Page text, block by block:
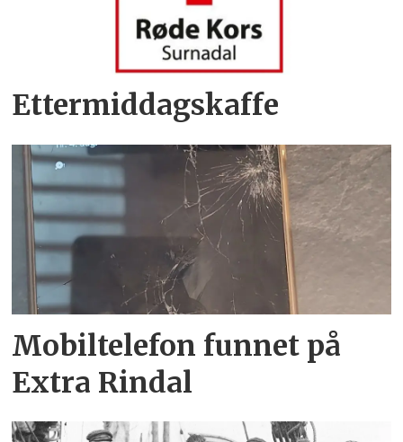
Ettermiddagskaffe
Mobiltelefon funnet på
Extra Rindal